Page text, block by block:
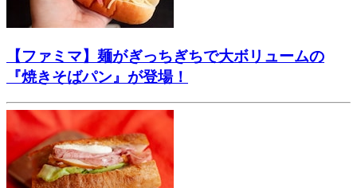
【ファミマ】麺がぎっちぎちで大ボリュームの
『焼きそばパン』が登場！